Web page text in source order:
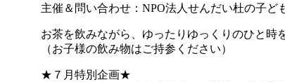
主催＆問い合わせ：NPO法人せんだい杜の子ど
お茶を飲みながら、ゆったりゆっくりのひと時
（お子様の飲み物はご持参ください）
★７月特別企画★